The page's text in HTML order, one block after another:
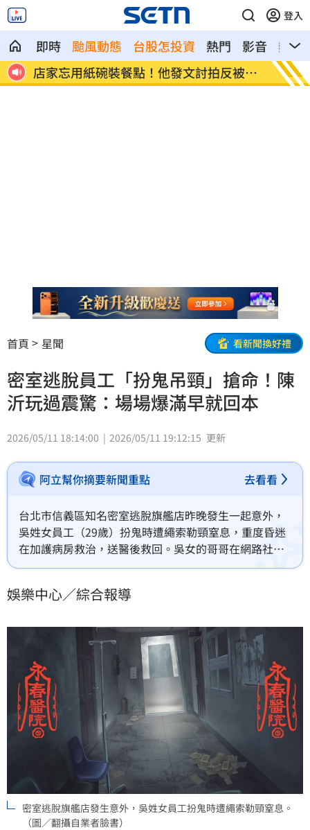
登入
即時 颱風動態 台股怎投資 熱門 影音
熱搜
哭
店家忘用紙碗裝餐點！他發文討拍反被打
臉
新／
中
首頁 星聞 看新聞換好禮
密室逃脫員工「扮鬼吊頸」搶命！陳
沂玩過震驚：場場爆滿早就回本
2026/05/11 18:14:00 2026/05/11 19:12:15 更新
阿立幫你摘要新聞重點 去看看
台北市信義區知名密室逃脫旗艦店昨晚發生一起意外，
吳姓女員工（29歲）扮鬼時遭繩索勒頸窒息，重度昏迷
在加護病房救治，送醫後救回。吳女的哥哥在網路社群
發文，質疑業者的場域安全設計與勞動安全管理出問
發聲了。
娛樂中心／綜合報導
密室逃脫旗艦店發生意外，吳姓女員工扮鬼時遭繩索勒頸窒息。
（圖／翻攝自業者臉書）